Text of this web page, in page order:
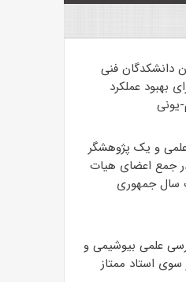
دانشکدگان فنی
بهبود عملکرد
یونی
و یک پژوهشگر
جمع اعضای هیات
سال جمهوری
علمی بیوشیمی و
سوی استاد ممتاز